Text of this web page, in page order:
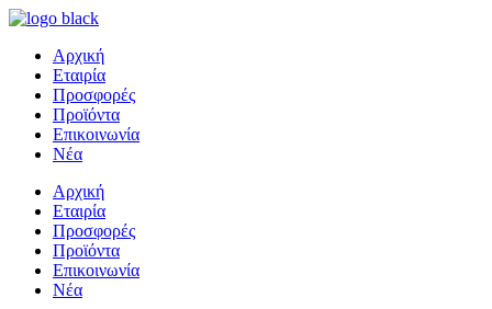
Αρχική
Εταιρία
Προσφορές
Προϊόντα
Επικοινωνία
Νέα
Αρχική
Εταιρία
Προσφορές
Προϊόντα
Επικοινωνία
Νέα